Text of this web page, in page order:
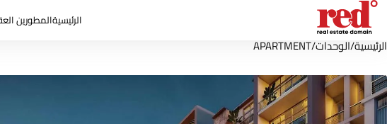
الرئيسيةالمطورين
الرئيسية/الوحدات/
APARTMENT